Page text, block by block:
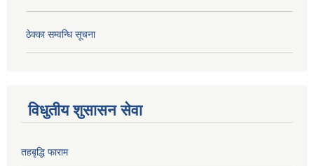
ठेक्का सम्वन्धि सूचना
विधुतीय शुसासन सेवा
तहबृद्धि फाराम